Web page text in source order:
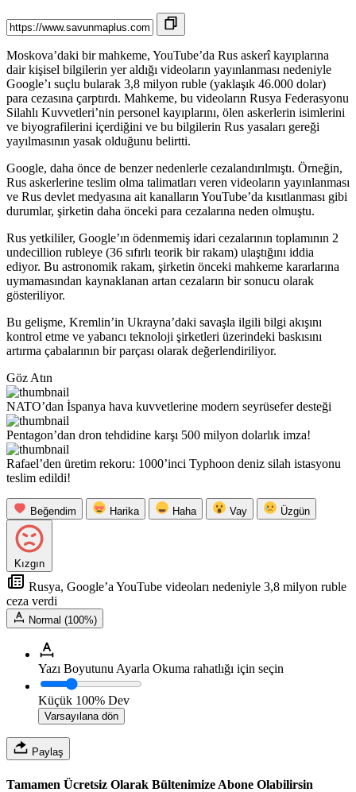
Moskova’daki bir mahkeme, YouTube’da Rus askerî kayıplarına
dair kişisel bilgilerin yer aldığı videoların yayınlanması nedeniyle
Google’ı suçlu bularak 3,8 milyon ruble (yaklaşık 46.000 dolar)
para cezasına çarptırdı. Mahkeme, bu videoların Rusya Federasyonu
Silahlı Kuvvetleri’nin personel kayıplarını, ölen askerlerin isimlerini
ve biyografilerini içerdiğini ve bu bilgilerin Rus yasaları gereği
yayılmasının yasak olduğunu belirtti.
Google, daha önce de benzer nedenlerle cezalandırılmıştı. Örneğin,
Rus askerlerine teslim olma talimatları veren videoların yayınlanması
ve Rus devlet medyasına ait kanalların YouTube’da kısıtlanması gibi
durumlar, şirketin daha önceki para cezalarına neden olmuştu.
Rus yetkililer, Google’ın ödenmemiş idari cezalarının toplamının 2
undecillion rubleye (36 sıfırlı teorik bir rakam) ulaştığını iddia
ediyor. Bu astronomik rakam, şirketin önceki mahkeme kararlarına
uymamasından kaynaklanan artan cezaların bir sonucu olarak
gösteriliyor.
Bu gelişme, Kremlin’in Ukrayna’daki savaşla ilgili bilgi akışını
kontrol etme ve yabancı teknoloji şirketleri üzerindeki baskısını
artırma çabalarının bir parçası olarak değerlendiriliyor.
Göz Atın
NATO’dan İspanya hava kuvvetlerine modern seyrüsefer desteği
Pentagon’dan dron tehdidine karşı 500 milyon dolarlık imza!
Rafael’den üretim rekoru: 1000’inci Typhoon deniz silah istasyonu
teslim edildi!
Beğendim Harika Haha Vay Üzgün
Kızgın
Rusya, Google’a YouTube videoları nedeniyle 3,8 milyon ruble
ceza verdi
Normal (100%)
Yazı Boyutunu Ayarla Okuma rahatlığı için seçin
Küçük 100% Dev
Varsayılana dön
Paylaş
Tamamen Ücretsiz Olarak Bültenimize Abone Olabilirsin